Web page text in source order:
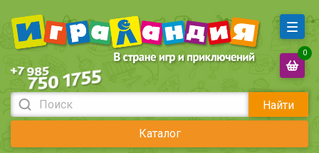
Найти
Каталог
0